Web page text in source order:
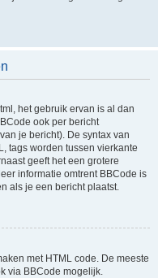
het gebruik ervan is al dan
ook per bericht
je bericht). De syntax van
tags worden tussen vierkante
geeft het een grotere
informatie omtrent BBCode is
als je een bericht plaatst.
met HTML code. De meeste
via BBCode mogelijk.